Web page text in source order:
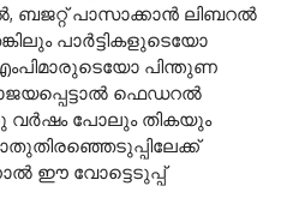
ബജറ്റ് പാസാക്കാൻ ലിബറൽ
പാർട്ടികളുടെയോ
പിന്തുണ
ഫെഡറൽ
വർഷം പോലും തികയും
ഈ വോട്ടെടുപ്പ്